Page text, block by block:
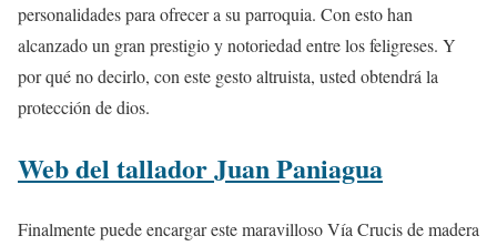
personalidades para ofrecer a su parroquia. Con esto han
alcanzado un gran prestigio y notoriedad entre los feligreses. Y
por qué no decirlo, con este gesto altruista, usted obtendrá la
protección de dios.
Web del tallador Juan Paniagua
Finalmente puede encargar este maravilloso Vía Crucis de madera